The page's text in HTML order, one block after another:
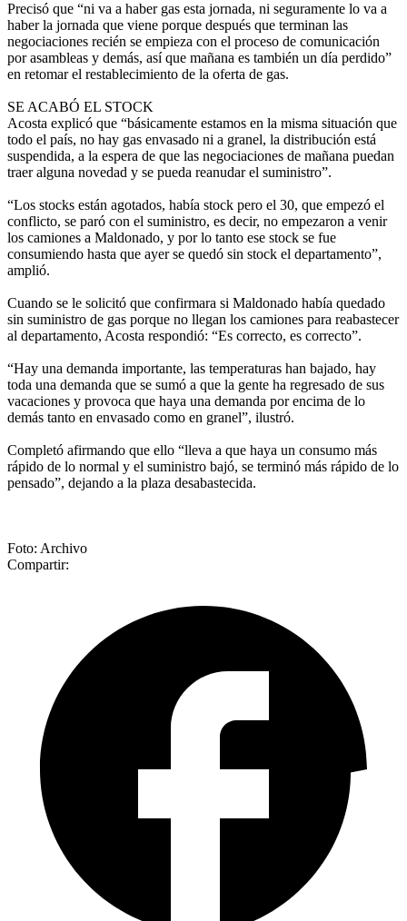
Precisó que “ni va a haber gas esta jornada, ni seguramente lo va a
haber la jornada que viene porque después que terminan las
negociaciones recién se empieza con el proceso de comunicación
por asambleas y demás, así que mañana es también un día perdido”
en retomar el restablecimiento de la oferta de gas.
SE ACABÓ EL STOCK
Acosta explicó que “básicamente estamos en la misma situación que
todo el país, no hay gas envasado ni a granel, la distribución está
suspendida, a la espera de que las negociaciones de mañana puedan
traer alguna novedad y se pueda reanudar el suministro”.
“Los stocks están agotados, había stock pero el 30, que empezó el
conflicto, se paró con el suministro, es decir, no empezaron a venir
los camiones a Maldonado, y por lo tanto ese stock se fue
consumiendo hasta que ayer se quedó sin stock el departamento”,
amplió.
Cuando se le solicitó que confirmara si Maldonado había quedado
sin suministro de gas porque no llegan los camiones para reabastecer
al departamento, Acosta respondió: “Es correcto, es correcto”.
“Hay una demanda importante, las temperaturas han bajado, hay
toda una demanda que se sumó a que la gente ha regresado de sus
vacaciones y provoca que haya una demanda por encima de lo
demás tanto en envasado como en granel”, ilustró.
Completó afirmando que ello “lleva a que haya un consumo más
rápido de lo normal y el suministro bajó, se terminó más rápido de lo
pensado”, dejando a la plaza desabastecida.
Foto: Archivo
Compartir: